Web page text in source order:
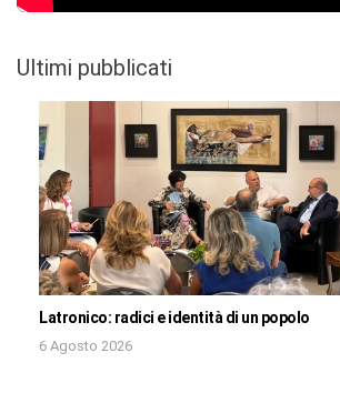
Ultimi pubblicati
Latronico: radici e identità di un popolo
6 Agosto 2026